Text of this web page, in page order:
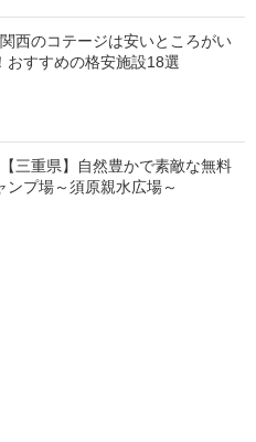
関西のコテージは安いところがい
おすすめの格安施設18選
【三重県】自然豊かで素敵な無料
ンプ場～須原親水広場～